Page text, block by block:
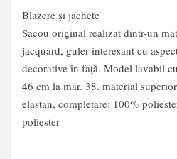
Blazere și jachete
Sacou original realizat dintr-un
jacquard, guler interesant cu
decorative în faţă. Model lavabil
46 cm la măr. 38. material
elastan, completare: 100%
poliester